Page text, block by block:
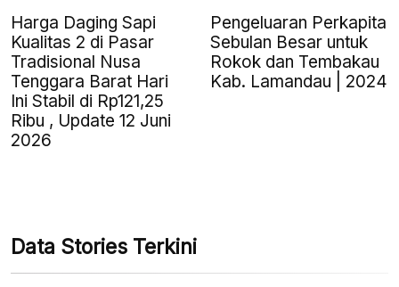
Harga Daging Sapi
Kualitas 2 di Pasar
Tradisional Nusa
Tenggara Barat Hari
Ini Stabil di Rp121,25
Ribu , Update 12 Juni
2026
Pengeluaran Perkapita
Sebulan Besar untuk
Rokok dan Tembakau
Kab. Lamandau | 2024
Data Stories Terkini